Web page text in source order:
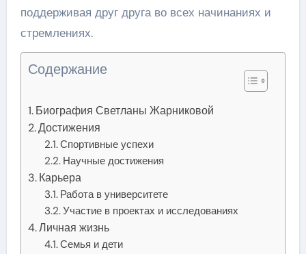
поддерживая друг друга во всех начинаниях и
стремлениях.
Содержание
Биография Светланы Жарниковой
Достижения
Спортивные успехи
Научные достижения
Карьера
Работа в университете
Участие в проектах и исследованиях
Личная жизнь
Семья и дети